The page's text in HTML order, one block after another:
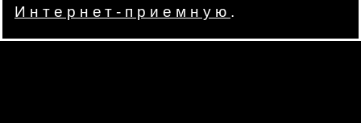
Интернет-приемную .